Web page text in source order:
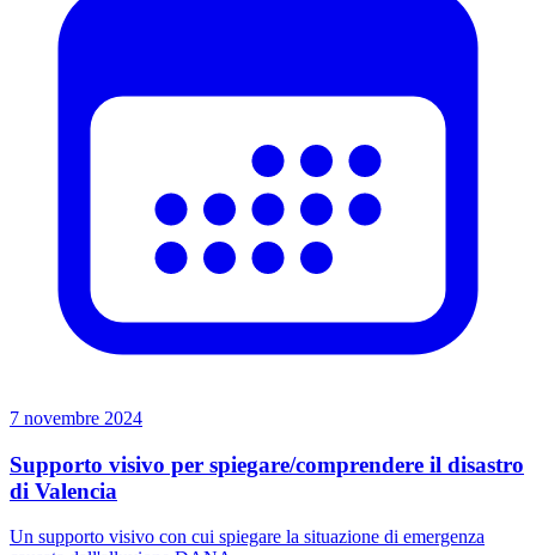
7 novembre 2024
Supporto visivo per spiegare/comprendere il disastro
di Valencia
Un supporto visivo con cui spiegare la situazione di emergenza